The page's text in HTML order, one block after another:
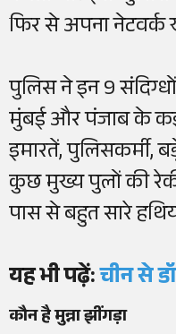
फिर से अपना नेटवर्क
पुलिस ने इन 9
मुंबई और पंजाब के कई
इमारतें,
कुछ मुख्य पुलों की
पास से बहुत सारे
यह भी पढ़ें:चीन से
कौन है मुन्ना झींगड़ा